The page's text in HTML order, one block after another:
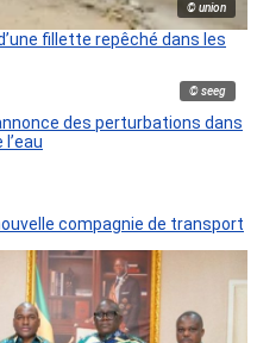
© union
fillette repêché dans les
© seeg
des perturbations dans
compagnie de transport